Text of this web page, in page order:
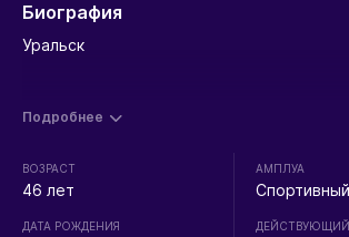
Биография
Уральск
Подробнее
ВОЗРАСТ
46 лет
ДАТА РОЖДЕНИЯ
АМПЛУА
ДЕЙСТВУЮЩИЙ